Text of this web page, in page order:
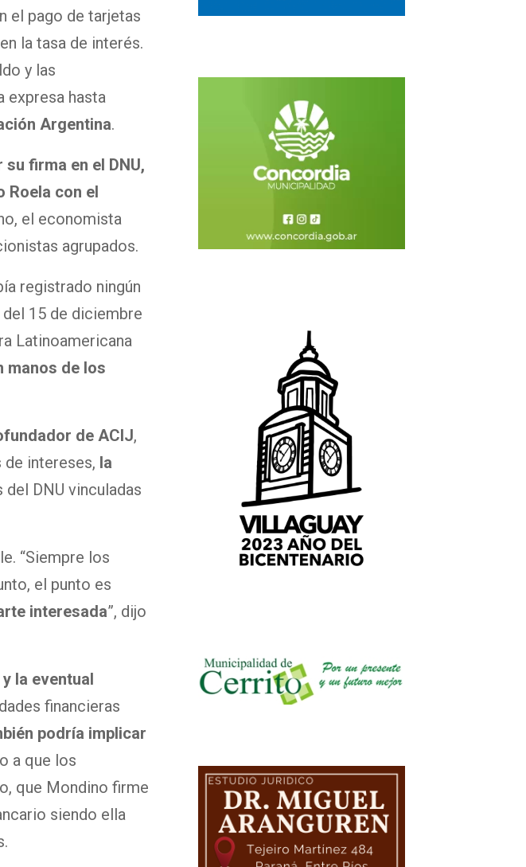
el pago de tarjetas
la tasa de interés.
y las
expresa hasta
Argentina.
firma en el DNU,
Roela con el
el economista
agrupados.
registrado ningún
15 de diciembre
Latinoamericana
manos de los
de ACIJ,
intereses, la
DNU vinculadas
“Siempre los
el punto es
interesada”, dijo
la eventual
financieras
podría implicar
a que los
que Mondino firme
siendo ella